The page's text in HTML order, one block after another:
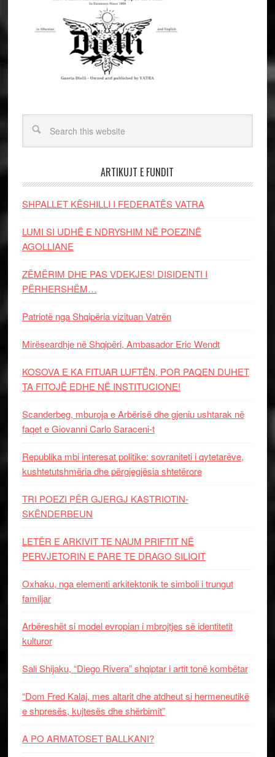
ARTIKUJT E FUNDIT
SHPALLET KËSHILLI I FEDERATËS VATRA
LUMI SI UDHË E NDRYSHIM NË POEZINË
AGOLLIANE
ZËMËRIM DHE PAS VDEKJES! DISIDENTI I
PËRHERSHËM…
Patriotë nga Shqipëria vizituan Vatrën
Mirëseardhje në Shqipëri, Ambasador Eric Wendt
KOSOVA E KA FITUAR LUFTËN, POR PAQEN DUHET
TA FITOJË EDHE NË INSTITUCIONE!
Scanderbeg, mburoja e Arbërisë dhe gjeniu ushtarak në
faqet e Giovanni Carlo Saraceni-t
Republika mbi interesat politike: sovraniteti i qytetarëve,
kushtetutshmëria dhe përgjegjësia shtetërore
TRI POEZI PËR GJERGJ KASTRIOTIN-
SKËNDERBEUN
LETËR E ARKIVIT TE NAUM PRIFTIT NË
PERVJETORIN E PARE TE DRAGO SILIQIT
Oxhaku, nga elementi arkitektonik te simboli i trungut
familjar
Arbëreshët si model evropian i mbrojtjes së identitetit
kulturor
Sali Shijaku, “Diego Rivera” shqiptar i artit tonë kombëtar
“Dom Fred Kalaj, mes altarit dhe atdheut si hermeneutikë
e shpresës, kujtesës dhe shërbimit”
A PO ARMATOSET BALLKANI?